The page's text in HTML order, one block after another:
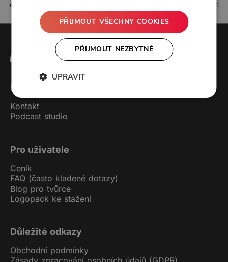
2 komentářů
Forendors
Kontakt
Podcast studio
Pro uživatele
Ceník
FAQ (často kladené dotazy)
Blog pro tvůrce
Logopack ke stažení
Důležité odkazy
Obchodní podmínky
PŘIJMOUT VŠECHNY COOKIES
PŘIJMOUT NEZBYTNÉ
UPRAVIT